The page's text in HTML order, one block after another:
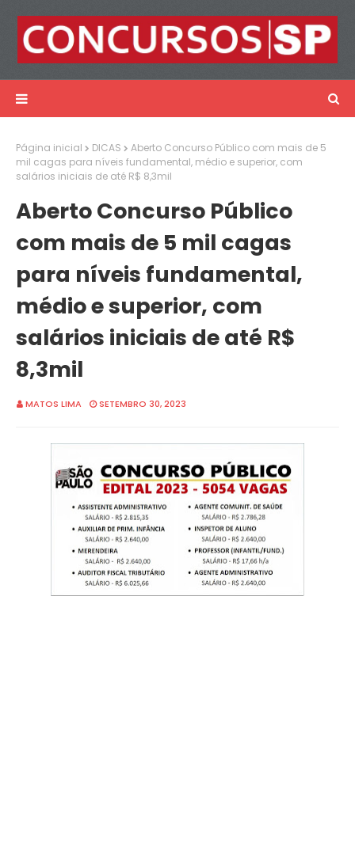
Página inicial DICAS
Aberto Concurso Público com mais de 5
mil cagas para níveis fundamental, médio e superior, com
salários iniciais de até R$ 8,3mil
Aberto Concurso Público
com mais de 5 mil cagas
para níveis fundamental,
médio e superior, com
salários iniciais de até R$
8,3mil
MATOS LIMA SETEMBRO 30, 2023